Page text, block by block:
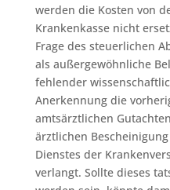
werden die Kosten von
Krankenkasse nicht
Frage des steuerlichen
als außergewöhnliche
fehlender
Anerkennung die
amtsärztlichen
ärztlichen
Dienstes der
verlangt. Sollte dieses